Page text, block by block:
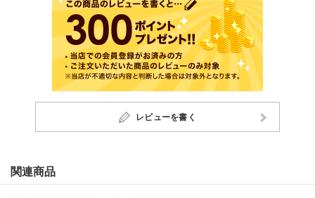
レビューを書く
関連商品